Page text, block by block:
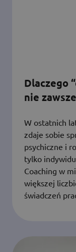
Dlaczego
nie
W ostatnich
zdaje sobie
psychiczne i
tylko
Coaching w
większej
świadczeń